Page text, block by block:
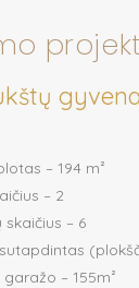
– 194 m²
– 2
– 6
– 155m²